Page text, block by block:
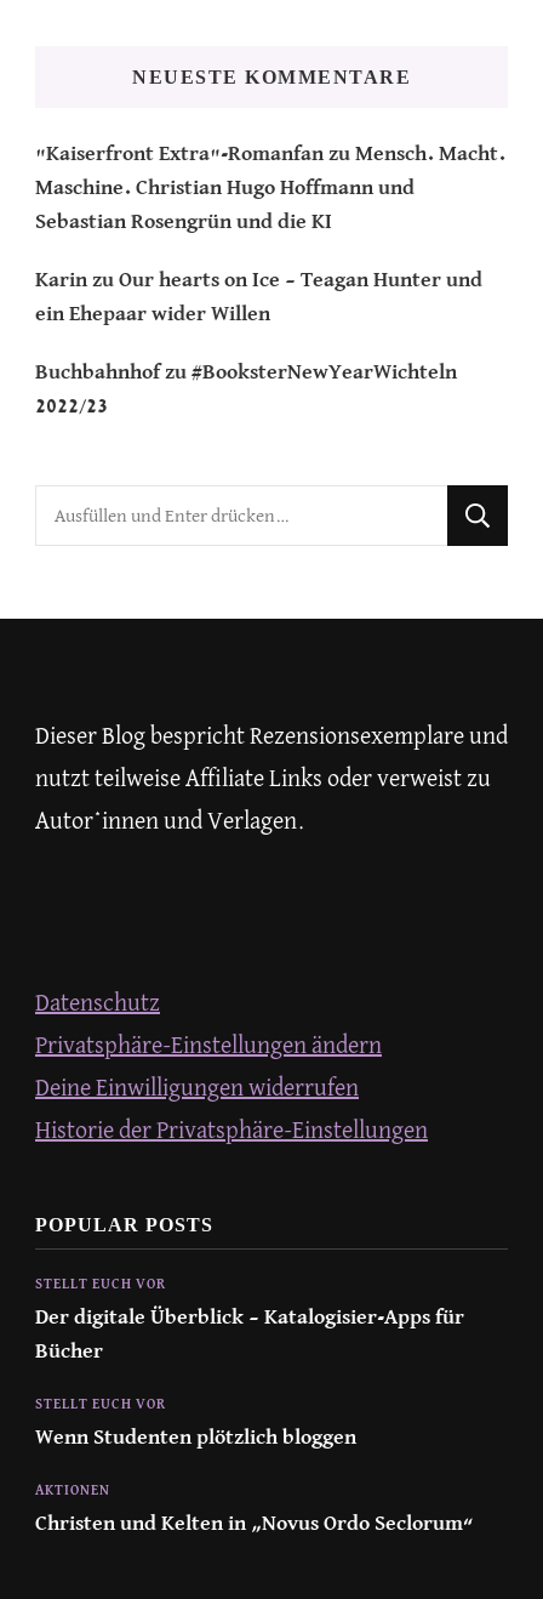
NEUESTE KOMMENTARE
"Kaiserfront Extra"-Romanfan zu Mensch. Macht.
Maschine. Christian Hugo Hoffmann und
Sebastian Rosengrün und die KI
Karin zu Our hearts on Ice – Teagan Hunter und
ein Ehepaar wider Willen
Buchbahnhofzu #BooksterNewYearWichteln
2022/23
Suchst
du
Dieser Blog bespricht Rezensionsexemplare und
nutzt teilweise Affiliate Links oder verweist zu
Autor*innen und Verlagen.
Datenschutz
Privatsphäre-Einstellungen ändern
Deine Einwilligungen widerrufen
Historie der Privatsphäre-Einstellungen
POPULAR POSTS
STELLT EUCH VOR
Der digitale Überblick – Katalogisier-Apps für
Bücher
STELLT EUCH VOR
Wenn Studenten plötzlich bloggen
AKTIONEN
Christen und Kelten in „Novus Ordo Seclorum“